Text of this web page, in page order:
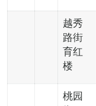
越秀
路街
育红
楼
桃园